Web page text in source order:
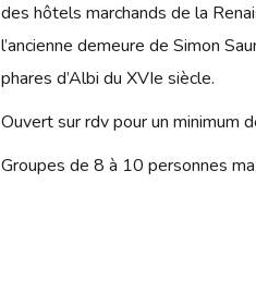
des hôtels marchands de la
l’ancienne demeure de Simon
phares d’Albi du XVIe siècle.
Ouvert sur rdv pour un minimum
Groupes de 8 à 10 personnes